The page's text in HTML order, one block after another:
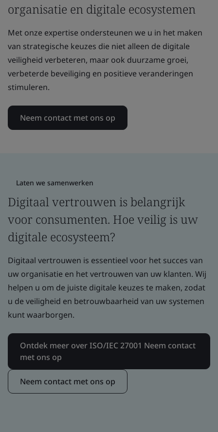
organisatie en digitale ecosystemen
Met onze expertise ondersteunen we u in het maken
van strategische keuzes die niet alleen de digitale
veiligheid verbeteren, maar ook duurzame groei,
verbeterde beveiliging en positieve veranderingen
stimuleren.
Neem contact met ons op
Laten we samenwerken
Digitaal vertrouwen is belangrijk
voor consumenten. Hoe veilig is uw
digitale ecosysteem?
Digitaal vertrouwen is essentieel voor het succes van
uw organisatie en het vertrouwen van uw klanten. Wij
helpen u om de juiste digitale keuzes te maken, zodat
u de veiligheid en betrouwbaarheid van uw systemen
kunt waarborgen.
Ontdek meer over ISO/IEC 27001 Neem contact
met ons op
Neem contact met ons op